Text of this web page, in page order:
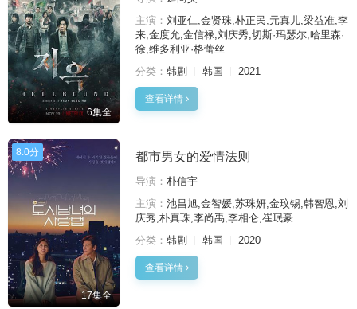
6集全
主演： 刘亚仁,金贤珠,朴正民,元真儿,梁益准,李
来,金度允,金信禄,刘庆秀,切斯·玛瑟尔,哈里森·
徐,维多利亚·格蕾丝
分类： 韩剧 韩国 2021
查看详情
8.0分
17集全
都市男女的爱情法则
导演： 朴信宇
主演： 池昌旭,金智媛,苏珠妍,金玟锡,韩智恩,刘
庆秀,朴真珠,李尚禹,李相仑,崔珉豪
分类： 韩剧 韩国 2020
查看详情